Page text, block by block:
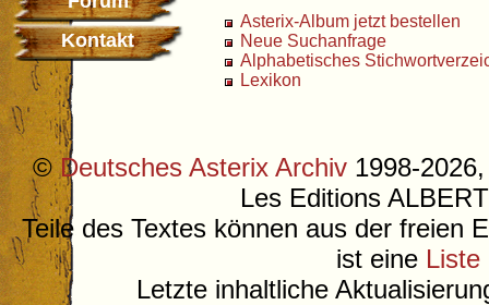
Kontakt
Asterix-Album jetzt bestellen
Neue Suchanfrage
Alphabetisches
Lexikon
©Deutsches Asterix Archiv 1998-
Les Editions
Teile des Textes können aus der freien
ist eine Liste
Letzte inhaltliche